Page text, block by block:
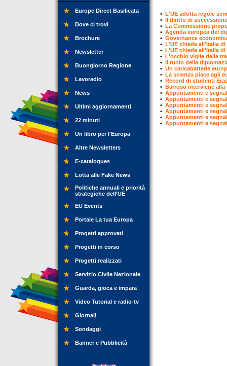
Europe Direct Basilicata
Dove ci trovi
Brochure
Newsletter
Buongiorno Regione
Lavoradio
News
Ultimi aggiornamenti
22 minuti
Un libro per l'Europa
Altre Newsletters
E-catalogues
Lotta alle Fake News
Politiche annuali e priorità
strategiche dell’UE
EU Events
Portale La tua Europa
Progetti approvati
Progetti in corso
Progetti realizzati
Servizio Civile Nazionale
Guarda, gioca e impara
Video Tutorial e radio-tv
Giornali
Sondaggi
Banner e Pubblicità
• L'UE adotta regole
• Il diritto di
• La Commissione
• Agenda europea del
• Governance
• L'UE chiede all'Italia
• L'UE chiede all'Italia
• L'occhio vigile della
• Il ruolo della
• Un caricabatterie
• La scienza piace agli
• Record di studenti
• Barroso interviene
• Appuntamenti e
• Appuntamenti e
• Appuntamenti e
• Appuntamenti e
• Appuntamenti e
• Appuntamenti e